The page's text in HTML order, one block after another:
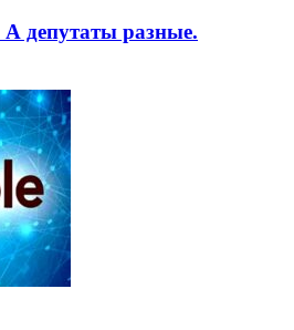
депутаты разные.